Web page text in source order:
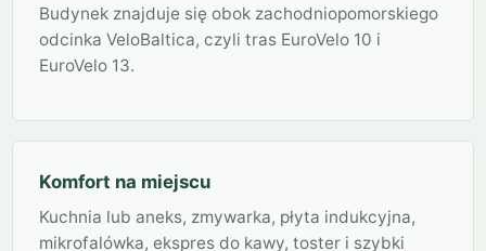
Budynek znajduje się obok zachodniopomorskiego
odcinka VeloBaltica, czyli tras EuroVelo 10 i
EuroVelo 13.
Komfort na miejscu
Kuchnia lub aneks, zmywarka, płyta indukcyjna,
mikrofalówka, ekspres do kawy, toster i szybki